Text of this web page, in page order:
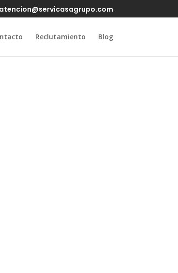
atencion@servicasagrupo.com
Reclutamiento Blog